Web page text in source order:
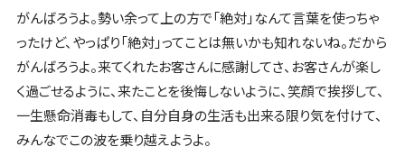
がんばろうよ。勢い余って上の方で「絶対」なんて言葉を使っちゃ
ったけど、やっぱり「絶対」ってことは無いかも知れないね。だから
がんばろうよ。来てくれたお客さんに感謝してさ、お客さんが楽し
く過ごせるように、来たことを後悔しないように、笑顔で挨拶して、
一生懸命消毒もして、自分自身の生活も出来る限り気を付けて、
みんなでこの波を乗り越えようよ。